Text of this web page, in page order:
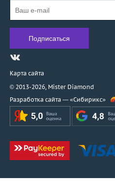
Карта сайта
© 2013-2026, Mister Diamond
Разработка сайта — «Сибирикс»